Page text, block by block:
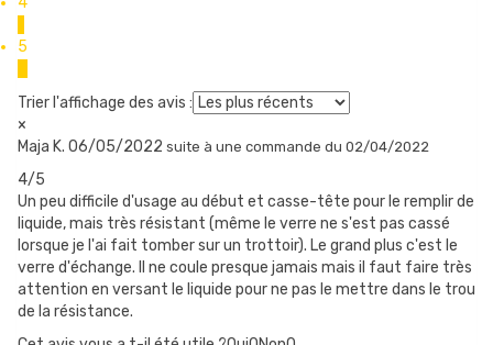
fournis dans le coffret). Leur compartiment est fermé par une
trappe équipée d’un robuste joint de silicone, qui garantit son
KIT AEGIS LEGEND 2 : RECHARGE EN USB-
Geek vape place le port de recharge (et de mise à jour), en Usb-c,
dans un endroit original, qui s’avère fort pratique. Un bouchon en
silicone basculant assure son étanchéité lorsqu’on ne s’en sert
pas. Le port Usb-c peut charger à 2A, soit 3h pour deux accus de
5
Trier l'affichage des avis :
×
Maja K. 06/05/2022 suite à une commande du 02/04/2022
4/5
Un peu difficile d'usage au début et casse-tête pour le remplir de
liquide, mais très résistant (même le verre ne s'est pas cassé
lorsque je l'ai fait tomber sur un trottoir). Le grand plus c'est le
verre d'échange. Il ne coule presque jamais mais il faut faire très
attention en versant le liquide pour ne pas le mettre dans le trou
de la résistance.